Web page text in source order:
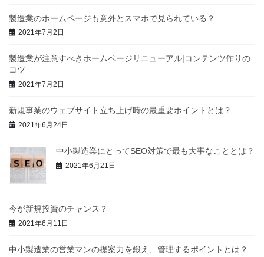
製造業のホームページも意外とスマホで見られている？
2021年7月2日
製造業が注意すべきホームページリニューアル|コンテンツ作りの
コツ
2021年7月2日
新規事業のウェブサイト立ち上げ時の最重要ポイントとは？
2021年6月24日
中小製造業にとってSEO対策で最も大事なこととは？
2021年6月21日
今が新規投資のチャンス？
2021年6月11日
中小製造業の営業マンの提案力を鍛え、管理するポイントとは？